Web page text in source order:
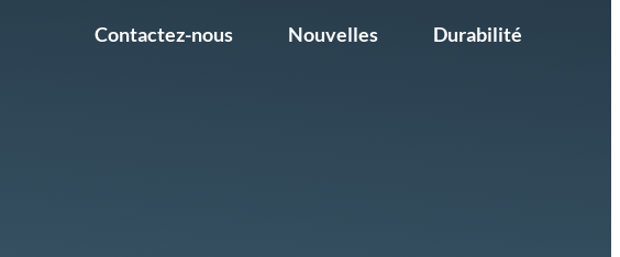
Contactez-nous Nouvelles Durabilité